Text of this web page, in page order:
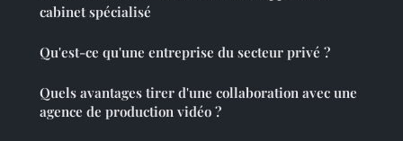
cabinet spécialisé
Qu'est-ce qu'une entreprise du secteur privé ?
Quels avantages tirer d'une collaboration avec une
agence de production vidéo ?